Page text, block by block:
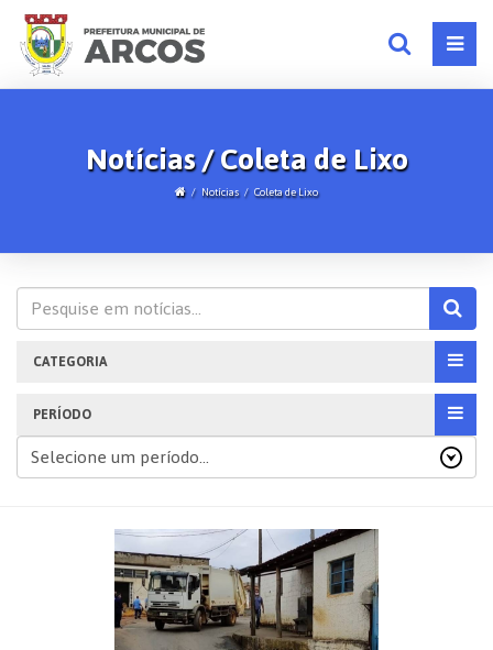
Notícias / Coleta de Lixo
Notícias Coleta de Lixo
CATEGORIA
PERÍODO